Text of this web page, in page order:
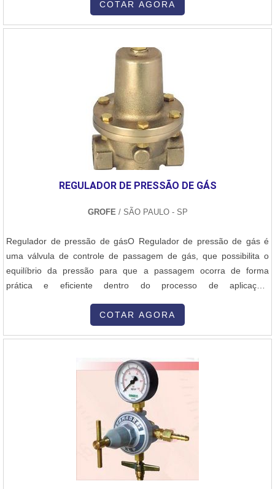
COTAR AGORA
REGULADOR DE PRESSÃO DE GÁS
GROFE / SÃO PAULO - SP
Regulador de pressão de gásO Regulador de pressão de gás é
uma válvula de controle de passagem de gás, que possibilita o
equilíbrio da pressão para que a passagem ocorra de forma
prática e eficiente dentro do processo de aplicação.
fornecimento de equipamentos ideais para esse segmento, o
cliente fará um excelente negócio na obtenção de Regulador de
COTAR AGORA